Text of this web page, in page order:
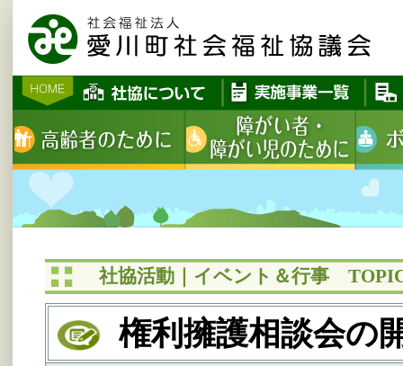
社協活動｜イベント＆行事
権利擁護相談会の